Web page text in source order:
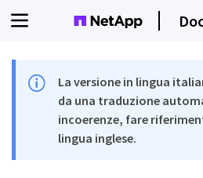
La versione in lingua
da una traduzione
incoerenze, fare
lingua inglese.